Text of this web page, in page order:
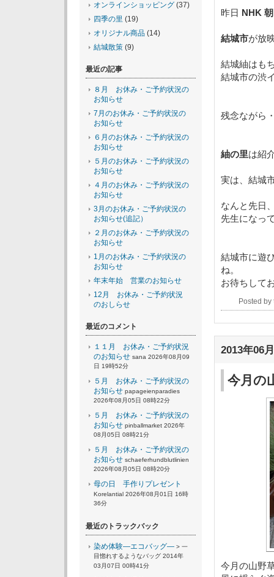
昨日 NHK
結城市が放
結城紬はも
結城市の渋
残念ながら
紬の里は紹
実は、結城
なんと先日
先生になっ
結城市に遊
ね。
お待ちして
Posted
2013年06
今月
今月の山野
オンラインショッピング (37)
四季の里 (19)
オリジナル商品 (14)
結城散策 (9)
最近の記事
８月 お休み・ご予約状況の
お知らせ
7月のお休み・ご予約状況の
お知らせ
６月のお休み・ご予約状況の
お知らせ
５月のお休み・ご予約状況の
お知らせ
４月のお休み・ご予約状況の
お知らせ
3月のお休み・ご予約状況の
お知らせ(追記）
２月のお休み・ご予約状況の
お知らせ
1月のお休み・ご予約状況の
お知らせ
年末年始 営業のお知らせ
12月 お休み・ご予約状況
のおしらせ
最近のコメント
１１月 お休み・ご予約状況
のお知らせ sana 2026年08月09
日 19時52分
５月 お休み・ご予約状況の
お知らせ papageienparadies
2026年08月05日 08時22分
５月 お休み・ご予約状況の
お知らせ pinballmarket 2026年
08月05日 08時21分
５月 お休み・ご予約状況の
お知らせ schaeferhundblutlinien
2026年08月05日 08時20分
母の日 手作りプレゼント
Korelantial 2026年08月01日 16時
36分
最近のトラックバック
染め体験―エコバッグ― > 一
目惚れするようなバッグ 2014年
03月07日 00時41分